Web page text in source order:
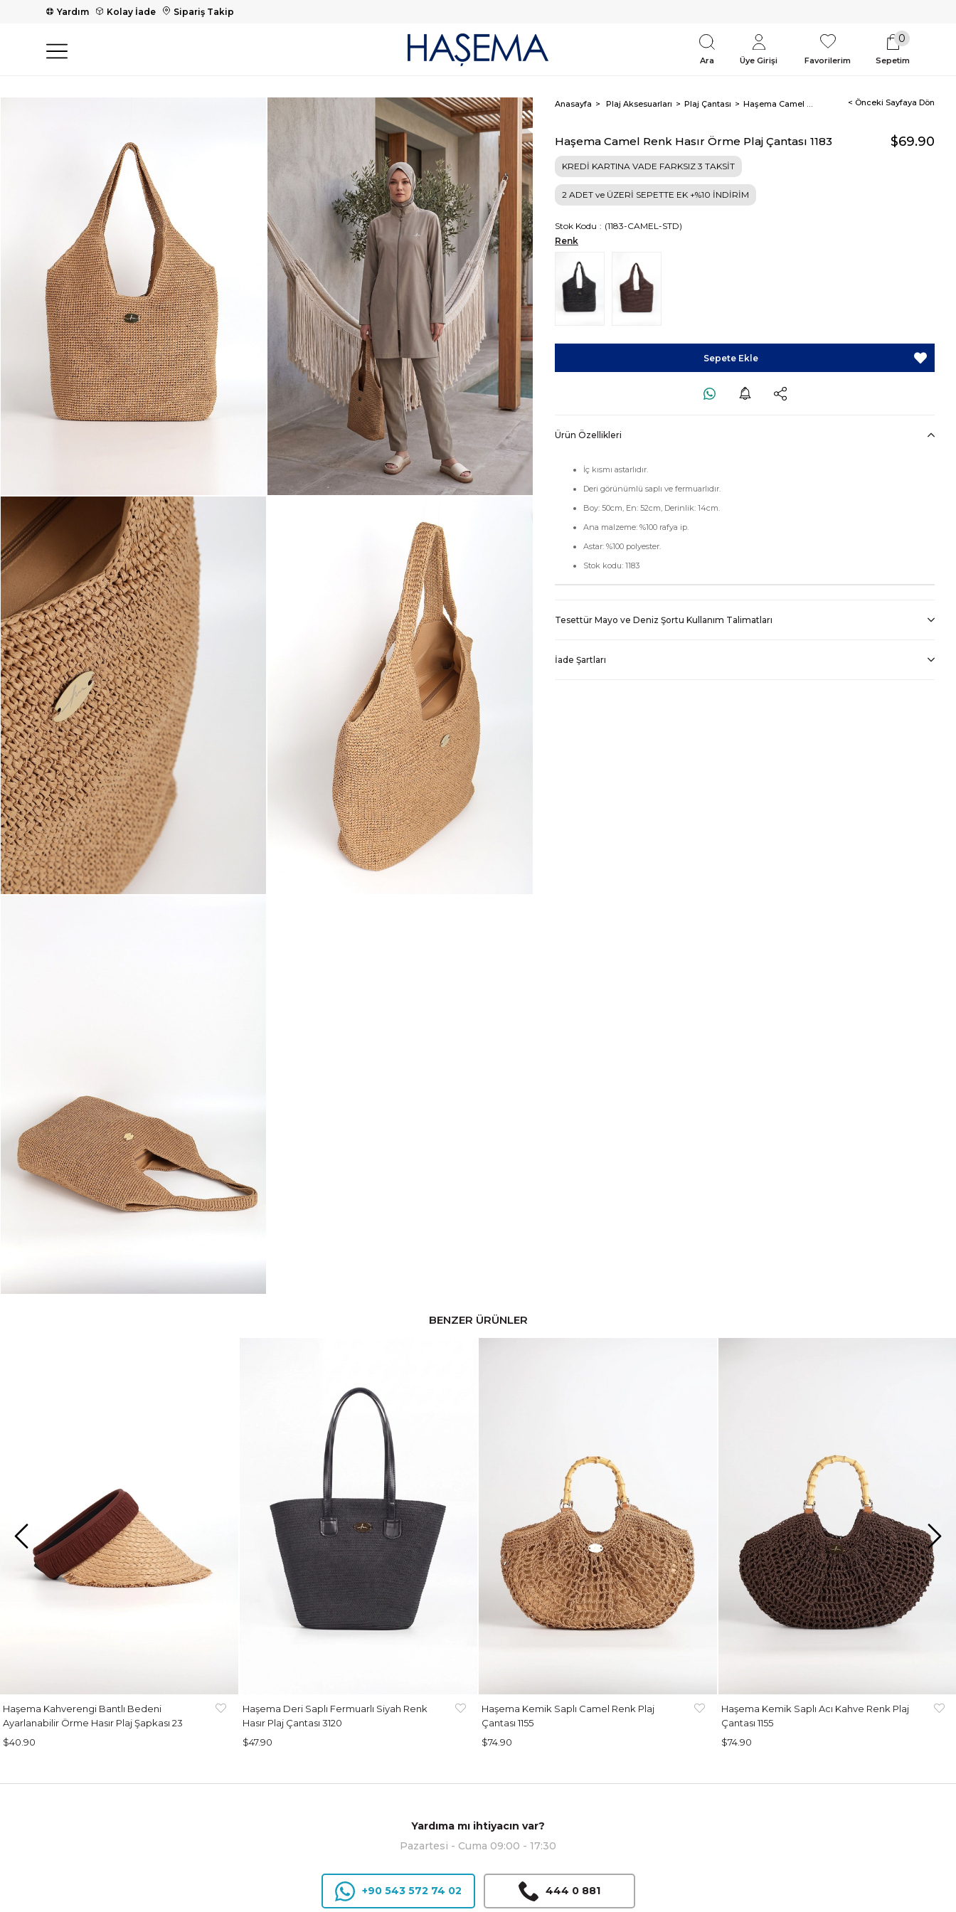
Yardım Kolay İade Sipariş Takip
Sepetim
0
Ara Favorilerim
Üye Girişi
Anasayfa Plaj Aksesuarları Plaj Çantası Haşema Camel Renk Hasır Örme Plaj Çantası 1183 < Önceki Sayfaya Dön
Haşema Camel Renk Hasır Örme Plaj Çantası 1183 $69.90
KREDİ KARTINA VADE FARKSIZ 3 TAKSİT
2 ADET ve ÜZERİ SEPETTE EK +%10 İNDİRİM
Stok Kodu
(1183-CAMEL-STD)
Renk
Ürün Özellikleri
İç kısmı astarlıdır.
Deri görünümlü saplı ve fermuarlıdır.
Boy: 50cm, En: 52cm, Derinlik: 14cm.
Ana malzeme: %100 rafya ip.
Astar: %100 polyester.
Stok kodu: 1183
Tesettür Mayo ve Deniz Şortu Kullanım Talimatları
İade Şartları
BENZER ÜRÜNLER
Haşema Kahverengi Bantlı Bedeni
Ayarlanabilir Örme Hasır Plaj Şapkası 23
$40.90
Haşema Deri Saplı Fermuarlı Siyah Renk
Hasır Plaj Çantası 3120
$47.90
Haşema Kemik Saplı Camel Renk Plaj
Çantası 1155
$74.90
Haşema Kemik Saplı Acı Kahve Renk Plaj
Çantası 1155
$74.90
Yardıma mı ihtiyacın var?
Pazartesi - Cuma 09:00 - 17:30
+90 543 572 74 02 444 0 881